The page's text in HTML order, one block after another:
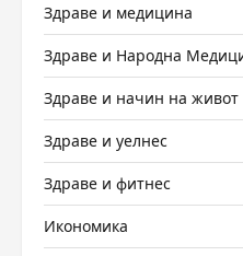
Здраве и медицина
Здраве и Народна
Здраве и начин на живот
Здраве и уелнес
Здраве и фитнес
Икономика